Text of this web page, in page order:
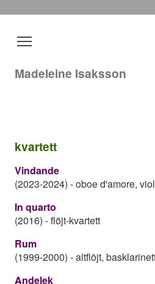
Madeleine Isaksson
kvartett
Vindande
(2023-2024) -oboe d'amore,
In quarto
(2016) -flöjt-kvartett
Rum
(1999-2000) -altflöjt,
Andelek